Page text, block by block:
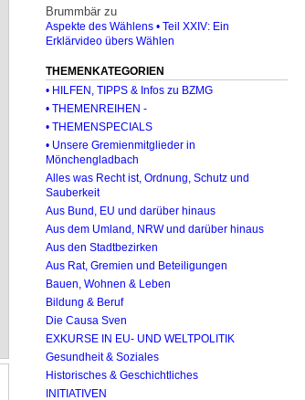
Brummbär zu
Aspekte des Wählens • Teil XXIV: Ein
Erklärvideo übers Wählen
THEMENKATEGORIEN
• HILFEN, TIPPS & Infos zu BZMG
• THEMENREIHEN -
• THEMENSPECIALS
• Unsere Gremienmitglieder in
Mönchengladbach
Alles was Recht ist, Ordnung, Schutz und
Sauberkeit
Aus Bund, EU und darüber hinaus
Aus dem Umland, NRW und darüber hinaus
Aus den Stadtbezirken
Aus Rat, Gremien und Beteiligungen
Bauen, Wohnen & Leben
Bildung & Beruf
Die Causa Sven
EXKURSE IN EU- UND WELTPOLITIK
Gesundheit & Soziales
Historisches & Geschichtliches
INITIATIVEN